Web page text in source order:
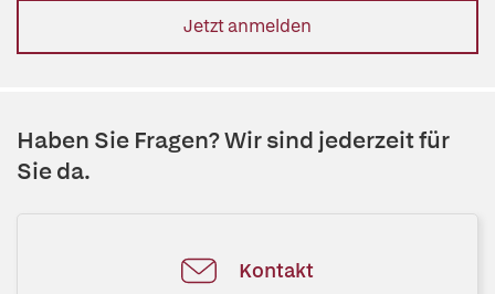
Jetzt anmelden
Haben Sie Fragen? Wir sind jederzeit für
Sie da.
Kontakt